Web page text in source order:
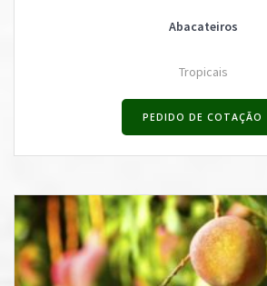
Abacateiros
Tropicais
PEDIDO DE COTAÇÃO